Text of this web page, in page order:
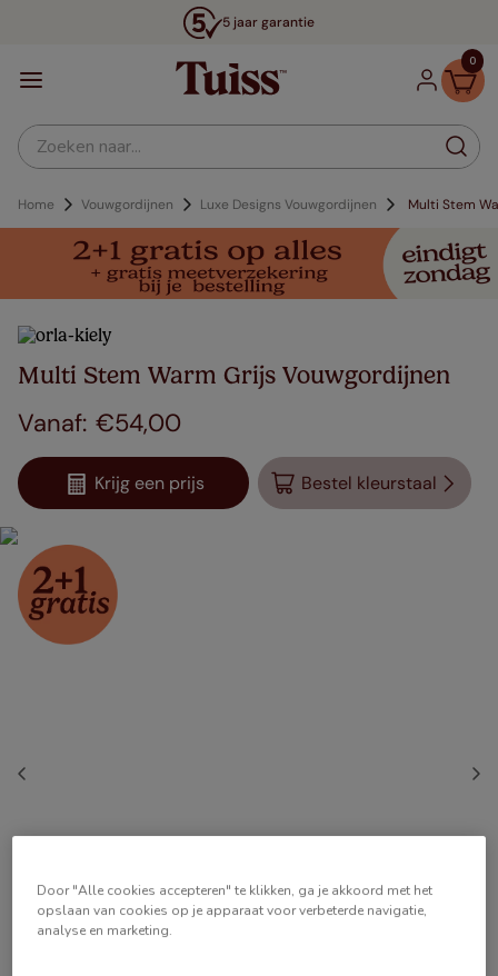
5 jaar garantie
0
Zoeken naar...
Home Vouwgordijnen Luxe Designs Vouwgordijnen Multi Stem
Multi Stem Warm Grijs Vouwgordijnen
€54,00
Krijg een prijs Bestel kleurstaal
Door "Alle cookies accepteren" te klikken, ga je akkoord met het
opslaan van cookies op je apparaat voor verbeterde navigatie,
analyse en marketing.